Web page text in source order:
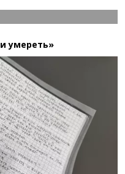
умереть»